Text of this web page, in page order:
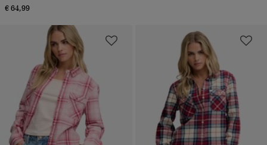
€ 64,99